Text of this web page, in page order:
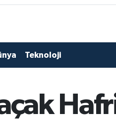
Teknoloji